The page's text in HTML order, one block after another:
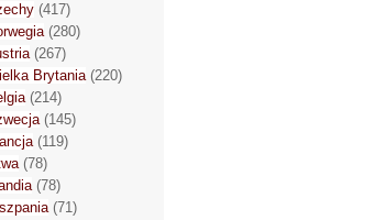
(417)
(280)
(267)
Brytania(220)
(214)
(145)
(119)
(78)
(78)
(71)